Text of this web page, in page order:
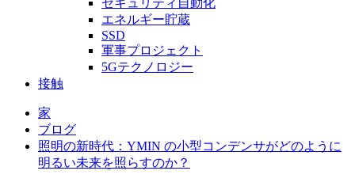
セキュリティ自動化
エネルギー貯蔵
SSD
軍事プロジェクト
5Gテクノロジー
接触
家
ブログ
照明の新時代：YMIN の小型コンデンサがどのように
明るい未来を照らすのか？